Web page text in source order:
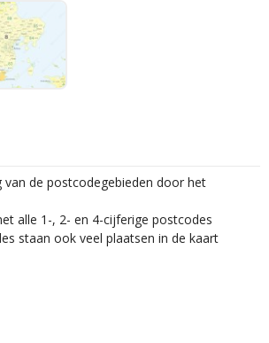
van de postcodegebieden door het
alle 1-, 2- en 4-cijferige postcodes
staan ook veel plaatsen in de kaart